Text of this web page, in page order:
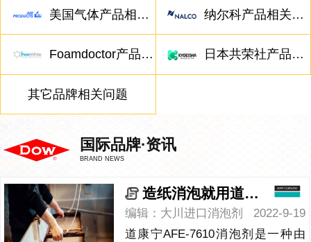
美国气体产品相关问题 纳尔科产品相关问题
Foamdoctor产品相关问题 日本共荣社产品相关问题
其它品牌相关问题
国际品牌·资讯
BRAND NEWS
造纸消泡就用道康宁AFE-7610消泡剂
2022-9-19
编辑：大川进口消泡剂
道康宁AFE-7610消泡剂是一种由